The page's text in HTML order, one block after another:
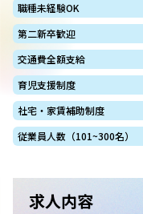
職種未経験OK
第二新卒歓迎
交通費全額支給
育児支援制度
社宅・家賃補助制度
従業員人数（101~300名）
求人内容